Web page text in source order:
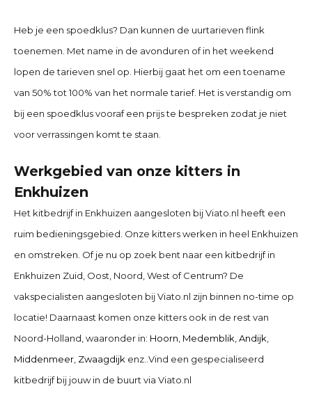
Heb je een spoedklus? Dan kunnen de uurtarieven flink
toenemen. Met name in de avonduren of in het weekend
lopen de tarieven snel op. Hierbij gaat het om een toename
van 50% tot 100% van het normale tarief. Het is verstandig om
bij een spoedklus vooraf een prijs te bespreken zodat je niet
voor verrassingen komt te staan.
Werkgebied van onze kitters in
Enkhuizen
Het kitbedrijf in Enkhuizen aangesloten bij Viato.nl heeft een
ruim bedieningsgebied. Onze kitters werken in heel Enkhuizen
en omstreken. Of je nu op zoek bent naar een kitbedrijf in
Enkhuizen Zuid, Oost, Noord, West of Centrum? De
vakspecialisten aangesloten bij Viato.nl zijn binnen no-time op
locatie! Daarnaast komen onze kitters ook in de rest van
Noord-Holland, waaronder in: Hoorn Medemblik Andijk
Middenmeer Zwaagdijk enz.. Vind een gespecialiseerd
kitbedrijf bij jouw in de buurt via Viato.nl